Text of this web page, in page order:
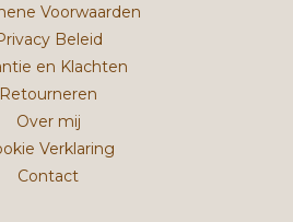
Voorwaarden
Beleid
en Klachten
Retourneren
Over mij
Verklaring
Contact